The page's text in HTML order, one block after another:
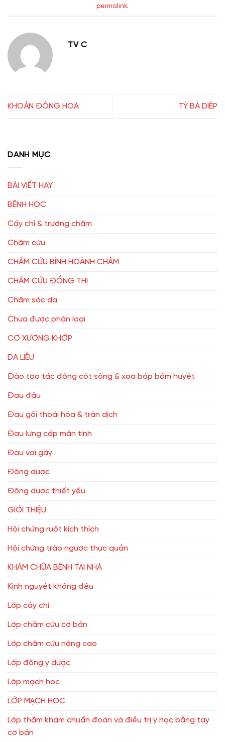
permalink.
TV C
KHOẢN ĐÔNG HOA TỲ BÀ DIỆP
DANH MỤC
BÀI VIẾT HAY
BỆNH HỌC
Cấy chỉ & trường châm
Châm cứu
CHÂM CỨU BÌNH HOÀNH CHÂM
CHÂM CỨU ĐỔNG THỊ
Chăm sóc da
Chưa được phân loại
CƠ XƯƠNG KHỚP
DA LIỄU
Đào tạo tác động cột sống & xoa bóp bấm huyệt
Đau đầu
Đau gối thoái hóa & tràn dịch
Đau lưng cấp mãn tính
Đau vai gáy
Đông dược
Đông dược thiết yếu
GIỚI THIỆU
Hội chứng ruột kích thích
Hội chứng trào ngược thực quản
KHÁM CHỮA BỆNH TẠI NHÀ
Kinh nguyệt không đều
Lớp cấy chỉ
Lớp châm cứu cơ bản
Lớp châm cứu nâng cao
Lớp đông y dược
Lớp mạch học
LỚP MẠCH HỌC
Lớp thăm khám chuẩn đoán và điều trị y học bằng tay
cơ bản